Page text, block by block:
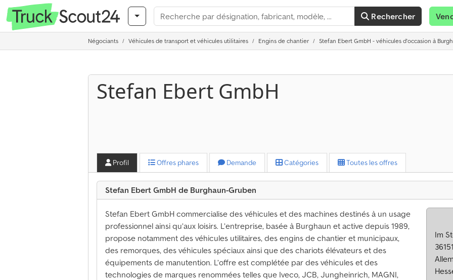
Rechercher
Négociants Véhicules de transport et véhicules utilitaires Engins de chantier Stefan Ebert GmbH - véhicules d'occasion à
Stefan Ebert GmbH
Profil Offres phares Demande Catégories Toutes les offres
Stefan Ebert GmbH de Burghaun-Gruben
Stefan Ebert GmbH commercialise des véhicules et des machines destinés à un usage
professionnel ainsi qu’aux loisirs. L’entreprise, basée à Burghaun et active depuis 1989,
propose notamment des véhicules utilitaires, des engins de chantier et municipaux,
des remorques, des véhicules spéciaux ainsi que des chariots élévateurs et des
équipements de manutention. L’offre est complétée par des véhicules et des
technologies de marques renommées telles que Iveco, JCB, Jungheinrich, MAGNI,
Im